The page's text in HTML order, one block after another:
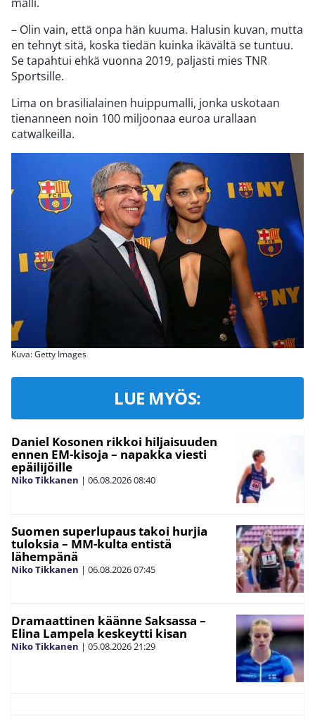
– Olin vain, että onpa hän kuuma. Halusin kuvan, mutta
en tehnyt sitä, koska tiedän kuinka ikävältä se tuntuu.
Se tapahtui ehkä vuonna 2019, paljasti mies TNR
Sportsille.
Lima on brasilialainen huippumalli, jonka uskotaan
tienanneen noin 100 miljoonaa euroa urallaan
catwalkeilla.
Kuva: Getty Images
LUE MYÖS:
Daniel Kosonen rikkoi hiljaisuuden
ennen EM-kisoja – napakka viesti
epäilijöille
Niko Tikkanen | 06.08.202608:40
Suomen superlupaus takoi hurjia
tuloksia – MM-kulta entistä
lähempänä
Niko Tikkanen | 06.08.202607:45
Dramaattinen käänne Saksassa –
Elina Lampela keskeytti kisan
Niko Tikkanen | 05.08.202621:29